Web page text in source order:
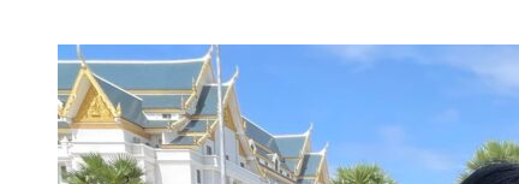
វិនិយោគ និងទំនាក់ទំនងរវាងប្រជាជន និងប្រជាជននៃប្រទ
ថ្លែងថា៖ «សម្ដេចបានអរគុណចំពោះជប៉ុនដែលតែងតែគាំ
កន្លងមក ទាំងនៅក្នុងក្របខណ្ឌនៃការស្វែងរកការចូលរួមដោះ
ផ្នែកនៃការរក្សាសន្តិភាព ការចូលរួមចំណែកបោសសម្អាតមី
ជប៉ុនក្នុងការកសាងហេដ្ឋារចនាសម្ព័ន្ធរបស់កម្ពុជា»។ ក្នុង